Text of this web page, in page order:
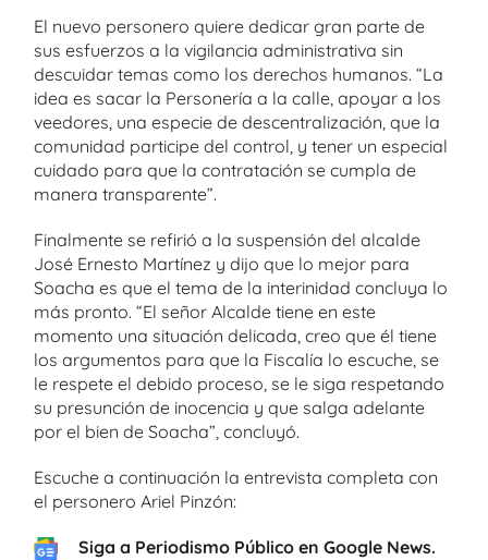
El nuevo personero quiere dedicar gran parte de
sus esfuerzos a la vigilancia administrativa sin
descuidar temas como los derechos humanos. “La
idea es sacar la Personería a la calle, apoyar a los
veedores, una especie de descentralización, que la
comunidad participe del control, y tener un especial
cuidado para que la contratación se cumpla de
manera transparente”.
Finalmente se refirió a la suspensión del alcalde
José Ernesto Martínez y dijo que lo mejor para
Soacha es que el tema de la interinidad concluya lo
más pronto. “El señor Alcalde tiene en este
momento una situación delicada, creo que él tiene
los argumentos para que la Fiscalía lo escuche, se
le respete el debido proceso, se le siga respetando
su presunción de inocencia y que salga adelante
por el bien de Soacha”, concluyó.
Escuche a continuación la entrevista completa con
el personero Ariel Pinzón:
Siga a Periodismo Público en Google News.